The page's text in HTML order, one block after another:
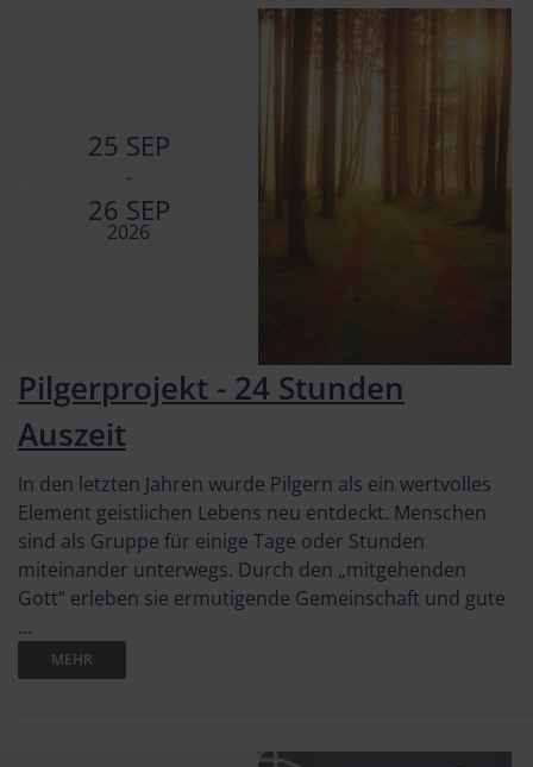
25 SEP
-
26 SEP
2026
Pilgerprojekt - 24 Stunden
Auszeit
In den letzten Jahren wurde Pilgern als ein wertvolles
Element geistlichen Lebens neu entdeckt. Menschen
sind als Gruppe für einige Tage oder Stunden
miteinander unterwegs. Durch den „mitgehenden
Gott“ erleben sie ermutigende Gemeinschaft und gute
...
MEHR